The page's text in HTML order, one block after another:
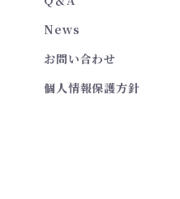
News
お問い合わせ
個人情報保護方針